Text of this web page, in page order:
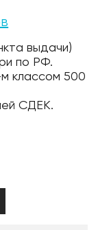
выдачи)
по РФ.
классом 500
СДЕК.